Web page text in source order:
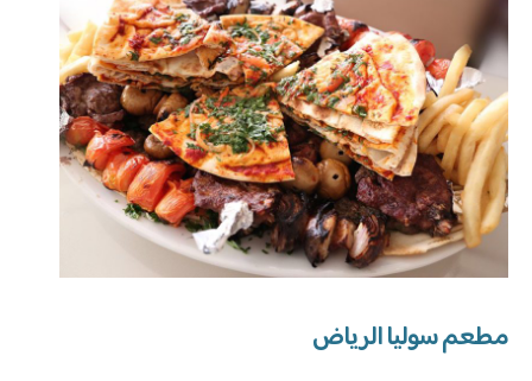
مطعم سوليا الرياض